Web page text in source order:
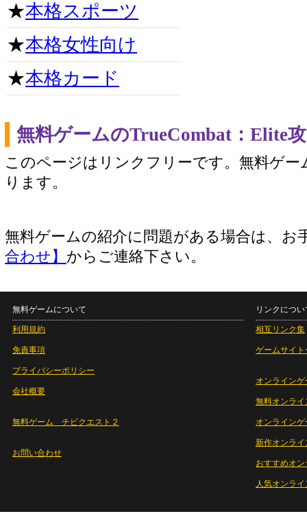
★本格スポーツ
★本格女性向け
★本格カード
無料ゲームのTrueCombat：Elite
このページはリンクフリーです。無料ゲー
ります。
無料ゲームの紹介に問題がある場合は、お
合わせ】 からご連絡下さい。
無料ゲームについて
利用規約
免責事項
プライバシーポリシー
会社概要
無料ゲーム チビクエスト２
お問い合わせ
リンクについ
相互リンク集
ゲームサイト
オンラインゲ
無料オンライ
オンライン
新作オンライ
おすすめオ
人気オンラ